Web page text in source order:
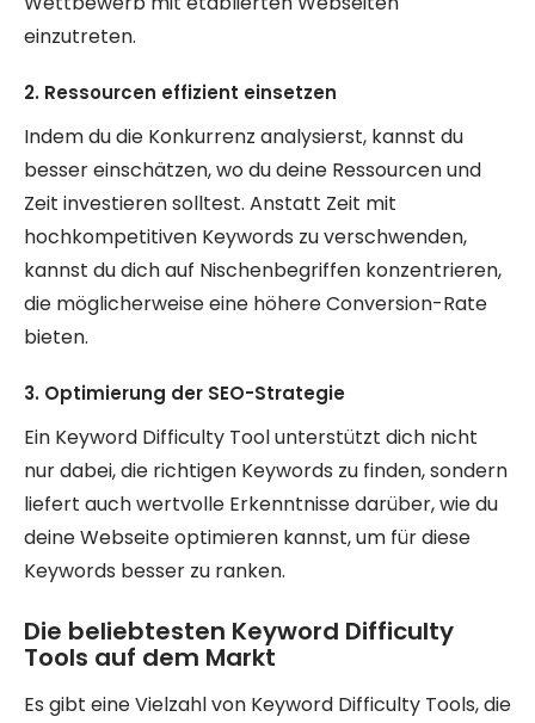
einzutreten.
2. Ressourcen effizient einsetzen
Indem du die Konkurrenz analysierst, kannst du
besser einschätzen, wo du deine Ressourcen und
Zeit investieren solltest. Anstatt Zeit mit
hochkompetitiven Keywords zu verschwenden,
kannst du dich auf Nischenbegriffen konzentrieren,
die möglicherweise eine höhere Conversion-Rate
bieten.
3. Optimierung der SEO-Strategie
Ein Keyword Difficulty Tool unterstützt dich nicht
nur dabei, die richtigen Keywords zu finden, sondern
liefert auch wertvolle Erkenntnisse darüber, wie du
deine Webseite optimieren kannst, um für diese
Keywords besser zu ranken.
Die beliebtesten Keyword Difficulty
Tools auf dem Markt
Es gibt eine Vielzahl von Keyword Difficulty Tools, die